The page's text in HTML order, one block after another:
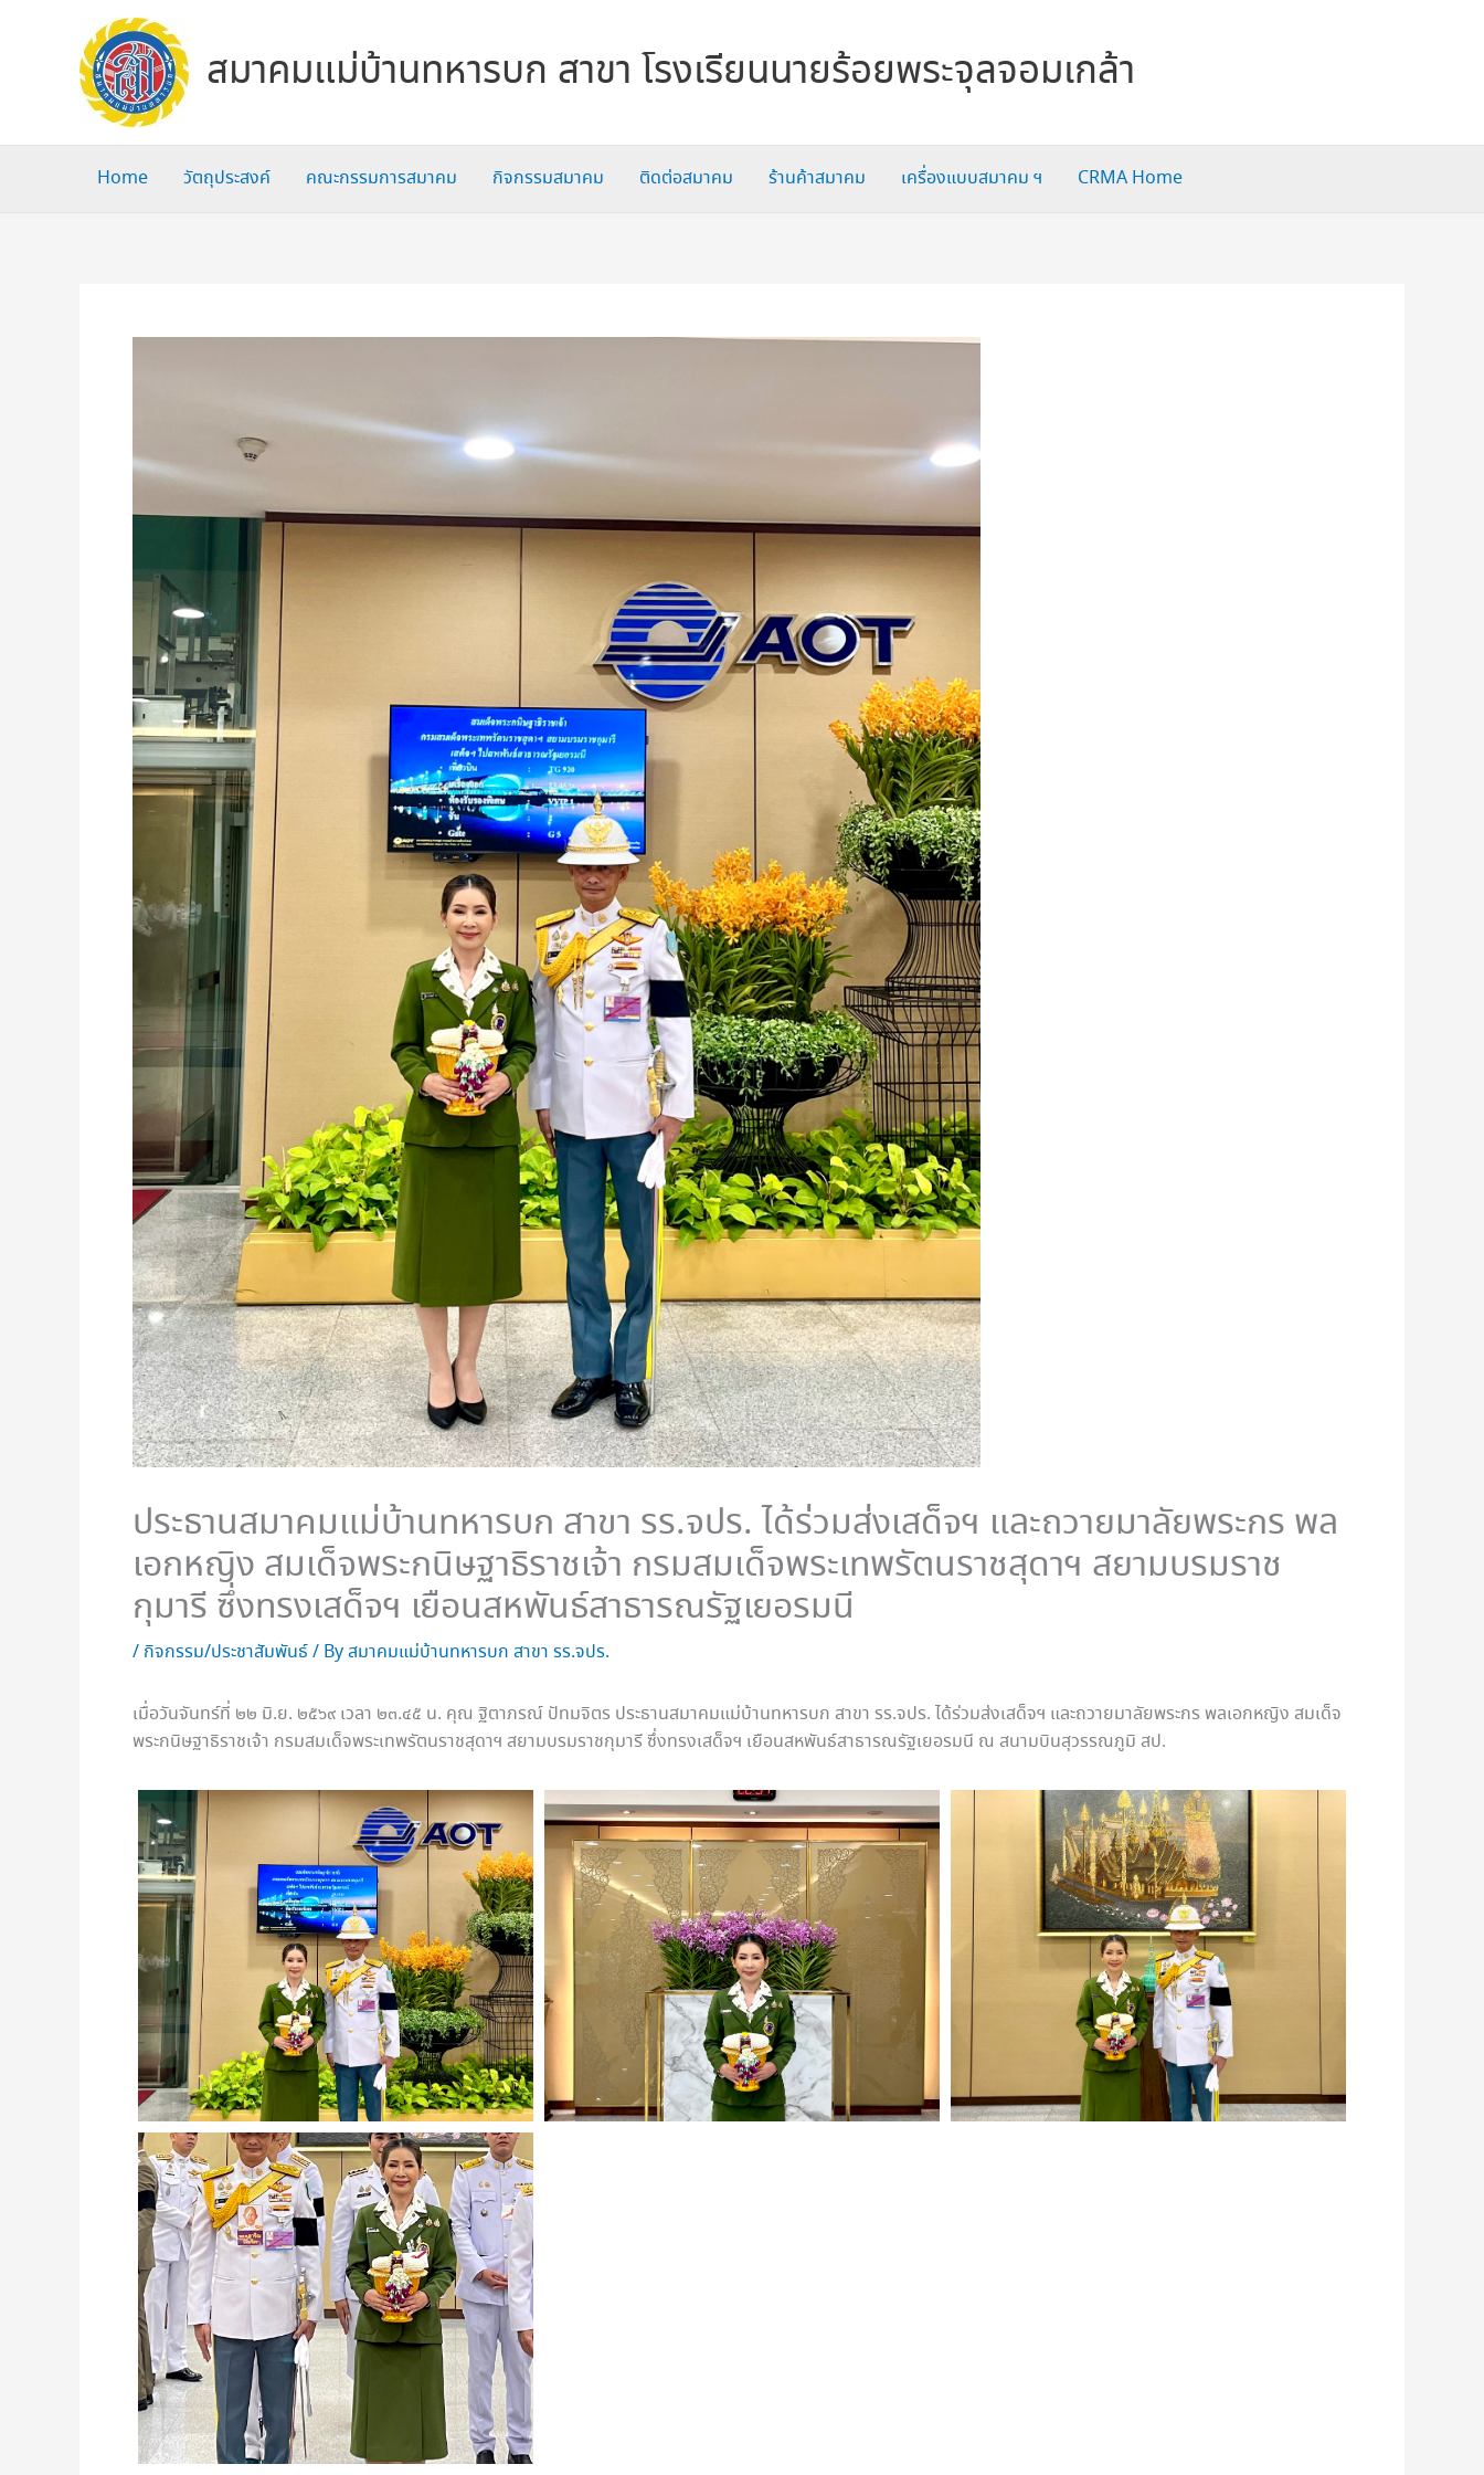
สมาคมแม่บ้านทหารบก สาขา โรงเรียนนายร้อยพระจุลจอมเกล้า
Home วัตถุประสงค์ คณะกรรมการสมาคม กิจกรรมสมาคม ติดต่อสมาคม ร้านค้าสมาคม เครื่องแบบสมาคม ฯ CRMA Home
ประธานสมาคมแม่บ้านทหารบก สาขา รร.จปร. ได้ร่วมส่งเสด็จฯ และถวายมาลัยพระกร พล
เอกหญิง สมเด็จพระกนิษฐาธิราชเจ้า กรมสมเด็จพระเทพรัตนราชสุดาฯ สยามบรมราช
กุมารี ซึ่งทรงเสด็จฯ เยือนสหพันธ์สาธารณรัฐเยอรมนี
/ กิจกรรม/ประชาสัมพันธ์/ Byสมาคมแม่บ้านทหารบก สาขา รร.จปร.
เมื่อวันจันทร์ที่ ๒๒ มิ.ย. ๒๕๖๙ เวลา ๒๓.๔๕ น. คุณ ฐิตาภรณ์ ปัทมจิตร ประธานสมาคมแม่บ้านทหารบก สาขา รร.จปร. ได้ร่วมส่งเสด็จฯ และถวายมาลัยพระกร พลเอกหญิง สมเด็จ
พระกนิษฐาธิราชเจ้า กรมสมเด็จพระเทพรัตนราชสุดาฯ สยามบรมราชกุมารี ซึ่งทรงเสด็จฯ เยือนสหพันธ์สาธารณรัฐเยอรมนี ณ สนามบินสุวรรณภูมิ สป.